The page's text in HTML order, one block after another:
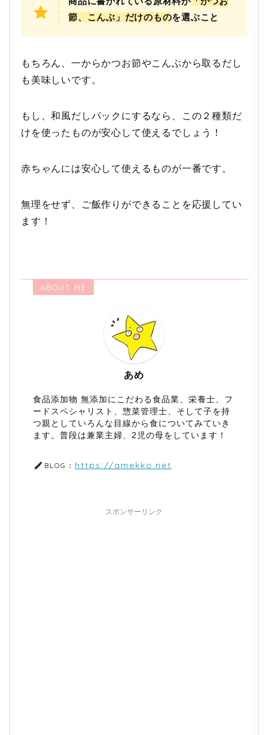
節、こんぶ」だけのものを選ぶこと
もちろん、一からかつお節やこんぶから取るだし
も美味しいです。
もし、和風だしパックにするなら、この２種類だ
けを使ったものが安心して使えるでしょう！
赤ちゃんには安心して使えるものが一番です。
無理をせず、ご飯作りができることを応援してい
ます！
ABOUT ME
あめ
食品添加物 無添加にこだわる食品業、栄養士、フ
ードスペシャリスト、惣菜管理士、そして子を持
つ親としていろんな目線から食についてみていき
ます。普段は兼業主婦、2児の母をしています！
BLOG： https://amekko.net
スポンサーリンク